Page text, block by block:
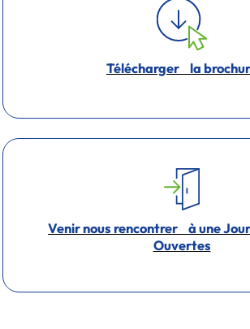
Télécharger la
Venir nous rencontrer à une
Ouvertes